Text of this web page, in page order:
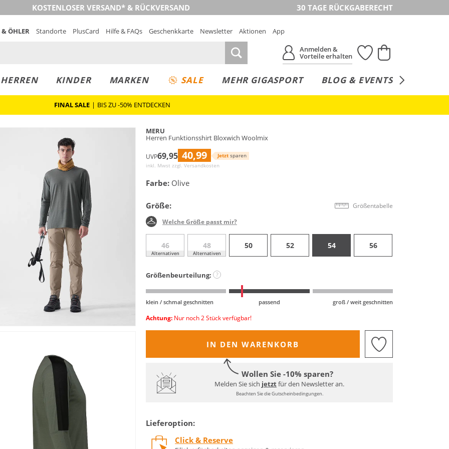
KOSTENLOSER VERSAND* & RÜCKVERSAND 30 TAGE RÜCKGABERECHT
ÖHLER Standorte PlusCard Hilfe & FAQs Geschenkkarte Newsletter Aktionen
App
Anmelden &
Vorteile erhalten
HERREN KINDER MARKEN SALE MEHR GIGASPORT BLOG & EVENTS
FINAL SALE | BIS ZU -50% ENTDECKEN
MERU
Herren Funktionsshirt Bloxwich Woolmix
UVP69,95 40,99 Jetzt sparen
inkl. Mwst zzgl. Versandkosten
Farbe: Olive
Größe: Größentabelle
Welche Größe passt mir?
46
Alternativen
48
Alternativen
50 52 54 56
Größenbeurteilung: ?
klein / schmal geschnitten passend groß / weit geschnitten
Achtung: Nur noch 2 Stück verfügbar!
IN DEN WARENKORB
Wollen Sie -10% sparen?
Melden Sie sich jetztfür den Newsletter an.
Beachten Sie die Gutscheinbedingungen.
Lieferoption:
Click & Reserve